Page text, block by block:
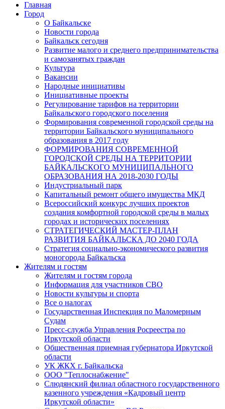
Главная
Город
О Байкальске
Новости города
Байкальск сегодня
Развитие малого и среднего предпринимательства
и самозанятых граждан
Культура
Вакансии
Народные инициативы
Инициативные проекты
Регулирование тарифов на территории
Байкальского городского поселения
Формирования современной городской среды на
территории Байкальского муниципального
образования в 2017 году
ФОРМИРОВАНИЯ СОВРЕМЕННОЙ
ГОРОДСКОЙ СРЕДЫ НА ТЕРРИТОРИИ
БАЙКАЛЬСКОГО МУНИЦИПАЛЬНОГО
ОБРАЗОВАНИЯ НА 2018-2030 ГОДЫ
Индустриальный парк
Капитальный ремонт общего имущества МКД
Всероссийский конкурс лучших проектов
создания комфортной городской среды в малых
городах и исторических поселениях
СТРАТЕГИЧЕСКИЙ МАСТЕР-ПЛАН
РАЗВИТИЯ БАЙКАЛЬСКА ДО 2040 ГОДА
Стратегия социально-экономического развития
моногорода Байкальска
Жителям и гостям
Жителям и гостям города
Информация для участников СВО
Новости культуры и спорта
Все о налогах
Государственная Инспекция по Маломерным
Судам
Пресс-служба Управления Росреестра по
Иркутской области
Общественная приемная губернатора Иркутской
области
УК ЖКХ г. Байкальска
ООО "Теплоснабжение"
Слюдянский филиал областного государственного
казенного учреждения «Кадровый центр
Иркутской области»